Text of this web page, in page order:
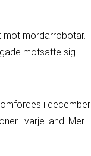
mot mördarrobotar.
motsatte sig
i december
i varje land. Mer